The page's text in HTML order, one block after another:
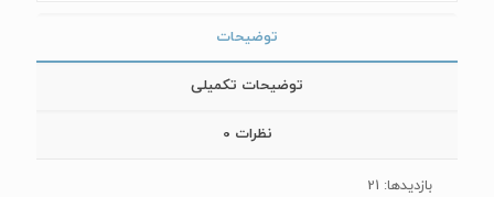
توضیحات
توضیحات تکمیلی
نظرات 0
بازدیدها: 21